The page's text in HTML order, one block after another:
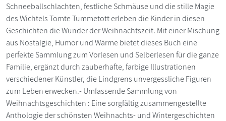
Schneeballschlachten, festliche Schmäuse und die stille Magie
des Wichtels Tomte Tummetott erleben die Kinder in diesen
Geschichten die Wunder der Weihnachtszeit. Mit einer Mischung
aus Nostalgie, Humor und Wärme bietet dieses Buch eine
perfekte Sammlung zum Vorlesen und Selberlesen für die ganze
Familie, ergänzt durch zauberhafte, farbige Illustrationen
verschiedener Künstler, die Lindgrens unvergessliche Figuren
zum Leben erwecken.- Umfassende Sammlung von
Weihnachtsgeschichten : Eine sorgfältig zusammengestellte
Anthologie der schönsten Weihnachts- und Wintergeschichten